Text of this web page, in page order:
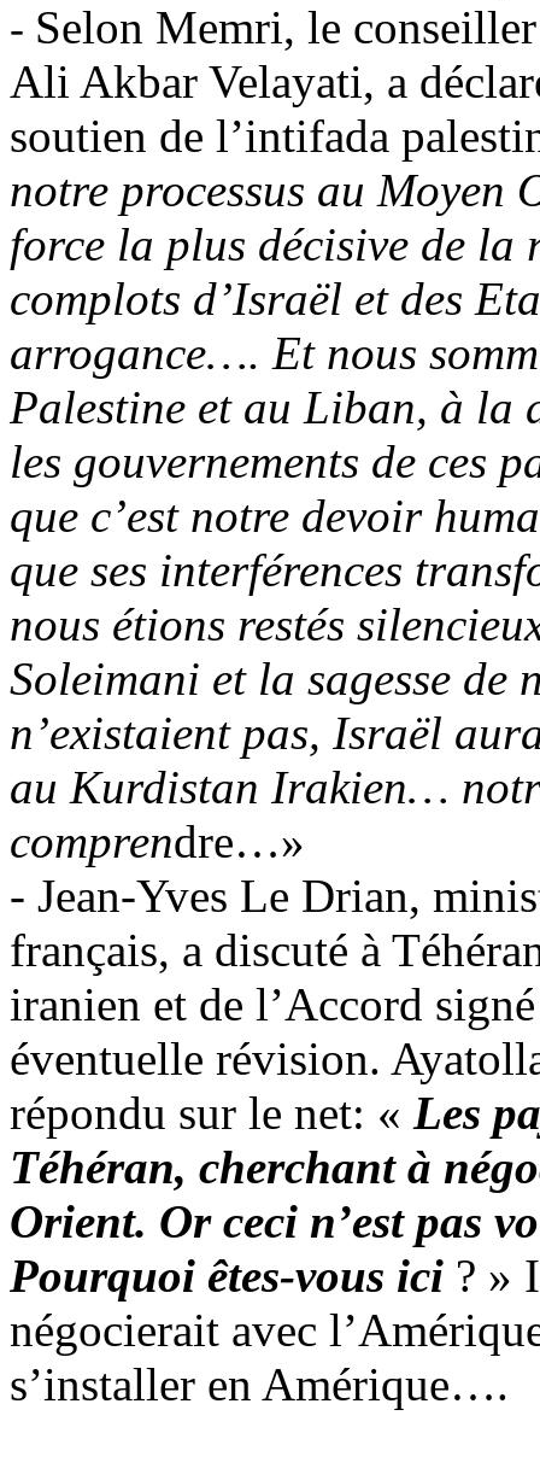
- Selon Memri, le
Ali Akbar Velayati, a
soutien de l’intifada
notre processus au Moyen
force la plus décisive de la
complots d’Israël et des
arrogance…. Et nous
Palestine et au Liban, à la
les gouvernements de ces
que c’est notre devoir
que ses interférences
nous étions restés
Soleimani et la sagesse de
n’existaient pas, Israël
au Kurdistan Irakien…
comprendre…»
- Jean-Yves Le Drian,
français, a discuté à
iranien et de l’Accord
éventuelle révision.
répondu sur le net: « Les
Téhéran, cherchant à
Orient. Or ceci n’est pas
Pourquoi êtes-vous ici ? »
négocierait avec
s’installer en Amérique….